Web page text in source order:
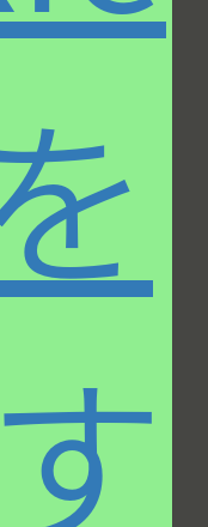
さまざまな音楽
ち、早稲田大学
研究会
から音楽誌等に
ドからモダン、
をはじめ
などにレギュラー
にサックス
ペンクラブ・ジ